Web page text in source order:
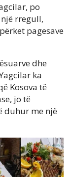
po
rregull,
pagesave
dhe
ka
Kosova të
jo të
duhur me një